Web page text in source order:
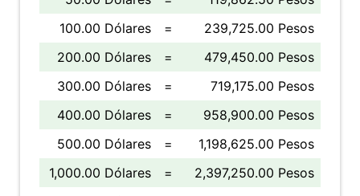
100.00 Dólares
=
239,725.00 Pesos
200.00 Dólares
=
479,450.00 Pesos
300.00 Dólares
=
719,175.00 Pesos
400.00 Dólares
=
958,900.00 Pesos
500.00 Dólares
=
1,198,625.00 Pesos
1,000.00 Dólares
=
2,397,250.00 Pesos